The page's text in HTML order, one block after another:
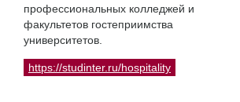
профессиональных колледжей и
факультетов гостеприимства
университетов.
https://studinter.ru/hospitality